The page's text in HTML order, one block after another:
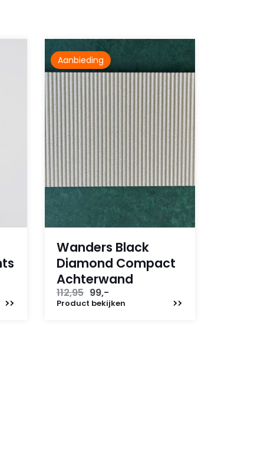
Aanbieding
Wanders Black
Diamond Compact
Achterwand
112,95 Oorspronkelijke
prijs
99,-
prijs
Product bekijken